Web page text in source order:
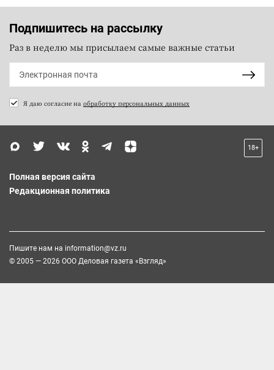
Подпишитесь на рассылку
Раз в неделю мы присылаем самые важные статьи
Я даю согласие на обработку персональных данных
18+
Полная версия сайта
Редакционная политика
Пишите нам на information@vz.ru
© 2005 — 2026 ООО Деловая газета «Взгляд»